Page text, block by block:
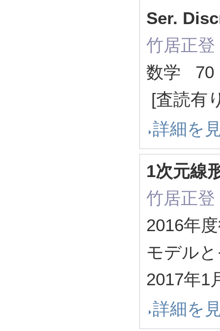
Ser.
竹居正登
数学 70
[査読有
詳細を
1次元線
竹居正登
2016年
モデル
2017年1
詳細を